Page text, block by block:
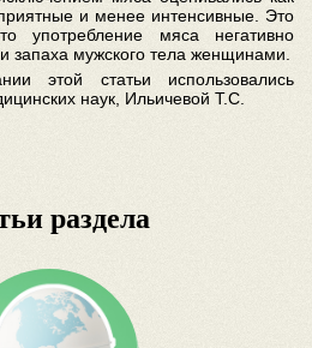
и менее интенсивные. Это
употребление мяса негативно
запаха мужского тела женщинами.
этой статьи использовались
наук, Ильичевой Т.С.
раздела